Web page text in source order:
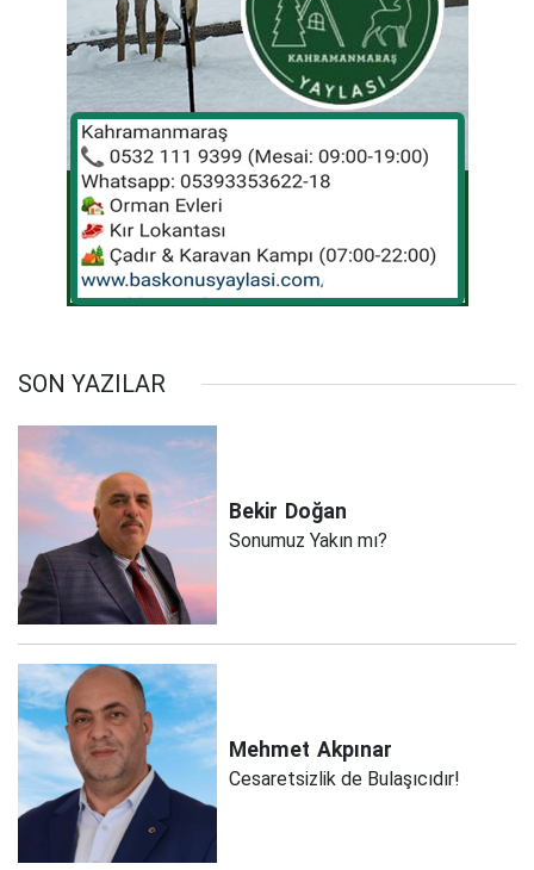
SON YAZILAR
Bekir Doğan
Sonumuz Yakın mı?
Mehmet Akpınar
Cesaretsizlik de Bulaşıcıdır!